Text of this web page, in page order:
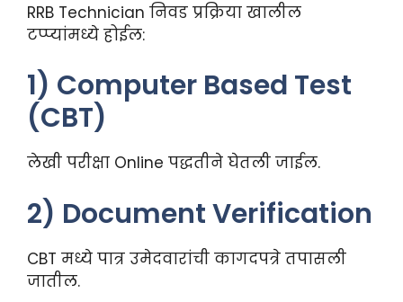
RRB Technician निवड प्रक्रिया खालील
टप्प्यांमध्ये होईल:
1) Computer Based Test
(CBT)
लेखी परीक्षा Online पद्धतीने घेतली जाईल.
2) Document Verification
CBT मध्ये पात्र उमेदवारांची कागदपत्रे तपासली
जातील.